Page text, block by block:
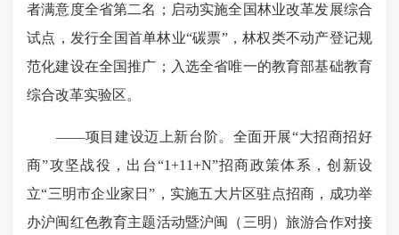
者满意度全省第二名；启动实施全国林业改革发展综合
试点，发行全国首单林业“碳票”，林权类不动产登记规
范化建设在全国推广；入选全省唯一的教育部基础教育
综合改革实验区。
——项目建设迈上新台阶。全面开展“大招商招好
商”攻坚战役，出台“1+11+N”招商政策体系，创新设
立“三明市企业家日”，实施五大片区驻点招商，成功举
办沪闽红色教育主题活动暨沪闽（三明）旅游合作对接